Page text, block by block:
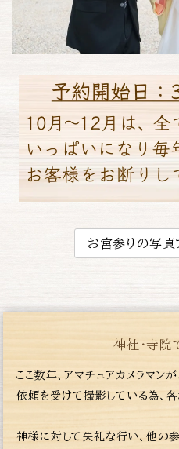
お宮参りの写真
神社・寺院
ここ数年、アマチュアカメラマン
依頼を受けて撮影している為、各
神様に対して失礼な行い、他の